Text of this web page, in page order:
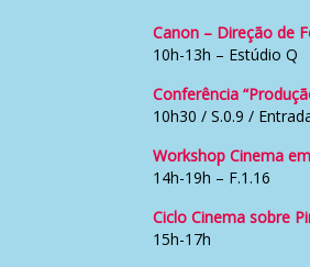
Canon – Direção de
10h-13h – Estúdio Q
Conferência
10h30 / S.0.9 /
Workshop Cinema
14h-19h – F.1.16
Ciclo Cinema sobre
15h-17h